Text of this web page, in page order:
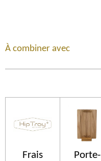
À combiner avec
Frais
Porte-